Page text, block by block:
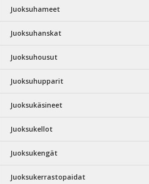
Juoksuhameet
Juoksuhanskat
Juoksuhousut
Juoksuhupparit
Juoksukäsineet
Juoksukellot
Juoksukengät
Juoksukerrastopaidat